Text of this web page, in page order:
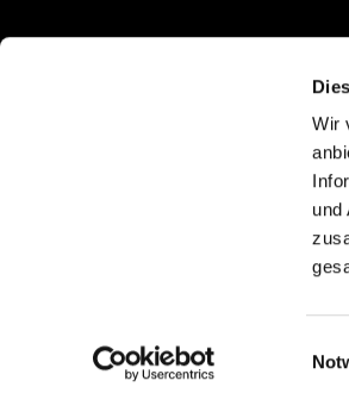
Wir
und
Erftstadt, NRW